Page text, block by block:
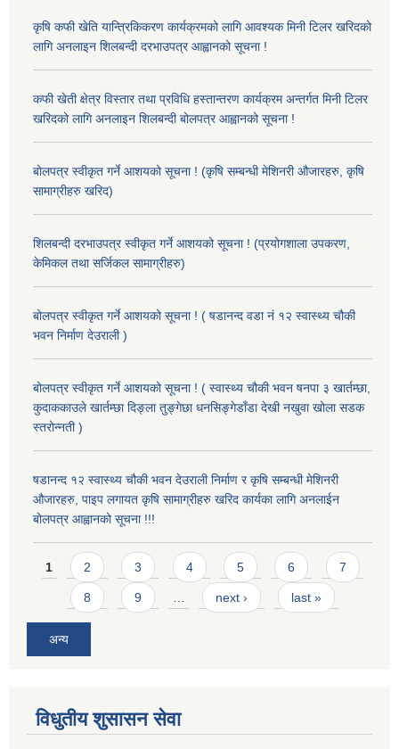
कृषि कफी खेति यान्त्रिकिकरण कार्यक्रमको लागि आवश्यक मिनी टिलर खरिदको
लागि अनलाइन शिलबन्दी दरभाउपत्र आह्वानको सूचना !
कफी खेती क्षेत्र विस्तार तथा प्रविधि हस्तान्तरण कार्यक्रम अन्तर्गत मिनी टिलर
खरिदको लागि अनलाइन शिलबन्दी बोलपत्र आह्वानको सूचना !
बोलपत्र स्वीकृत गर्ने आशयको सूचना ! (कृषि सम्बन्धी मेशिनरी औजारहरु, कृषि
सामाग्रीहरु खरिद)
शिलबन्दी दरभाउपत्र स्वीकृत गर्ने आशयको सूचना ! (प्रयोगशाला उपकरण,
केमिकल तथा सर्जिकल सामाग्रीहरु)
बोलपत्र स्वीकृत गर्ने आशयको सूचना ! ( षडानन्द वडा नं १२ स्वास्थ्य चौकी
भवन निर्माण देउराली )
बोलपत्र स्वीकृत गर्ने आशयको सूचना ! ( स्वास्थ्य चौकी भवन षनपा ३ खार्तम्छा,
कुदाककाउले खार्तम्छा दिङ्ला तुङ्गेछा धनसिङ्गेडाँडा देखी नखुवा खोला सडक
स्तरोन्नती )
षडानन्द १२ स्वास्थ्य चौकी भवन देउराली निर्माण र कृषि सम्बन्धी मेशिनरी
औजारहरु, पाइप लगायत कृषि सामाग्रीहरु खरिद कार्यका लागि अनलाईन
बोलपत्र आह्वानको सूचना !!!
Pages
1 2 3 4 5 6 7
8 9 … next › last »
अन्य
विधुतीय शुसासन सेवा